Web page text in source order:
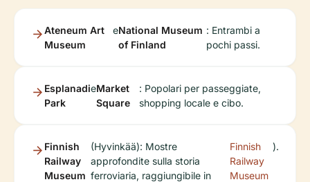
Ateneum Art
Museum
eNational Museum
of Finland
: Entrambi a
pochi passi.
Esplanadi
Park
eMarket
Square
: Popolari per passeggiate,
shopping locale e cibo.
Finnish
Railway
Museum
(Hyvinkää): Mostre
approfondite sulla storia
ferroviaria, raggiungibile in
Finnish
Railway
Museum
).